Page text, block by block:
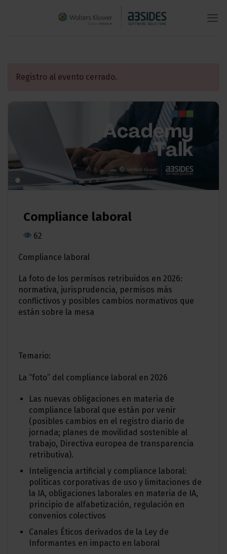
Registro al evento cerrado.
Compliance laboral
62
Compliance laboral
La foto de los permisos retribuidos en 2026:
normativa, jurisprudencia, permisos más
conflictivos y posibles cambios normativos que
están sobre la mesa
Temario:
La “foto” del compliance laboral en 2026
Las nuevas obligaciones en materia de
compliance laboral que están por venir
(posibles cambios en el registro diario de
jornada; planes de movilidad sostenible al
trabajo, Directiva europea de transparencia
retributiva).
Inteligencia artificial y compliance laboral:
políticas corporativas de uso y limitaciones de
la IA, obligaciones laborales en materia de IA,
principio de alfabetización, regulación en
convenios colectivos
Canales Éticos derivados de la Ley de
Informantes en impacto en laboral